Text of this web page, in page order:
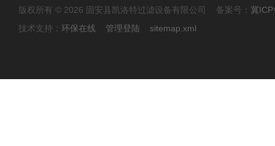
版权所有 © 2026 固安县凯洛特过滤设备有限公司 备案号： 冀
技术支持： 环保在线 管理登陆 sitemap.xml